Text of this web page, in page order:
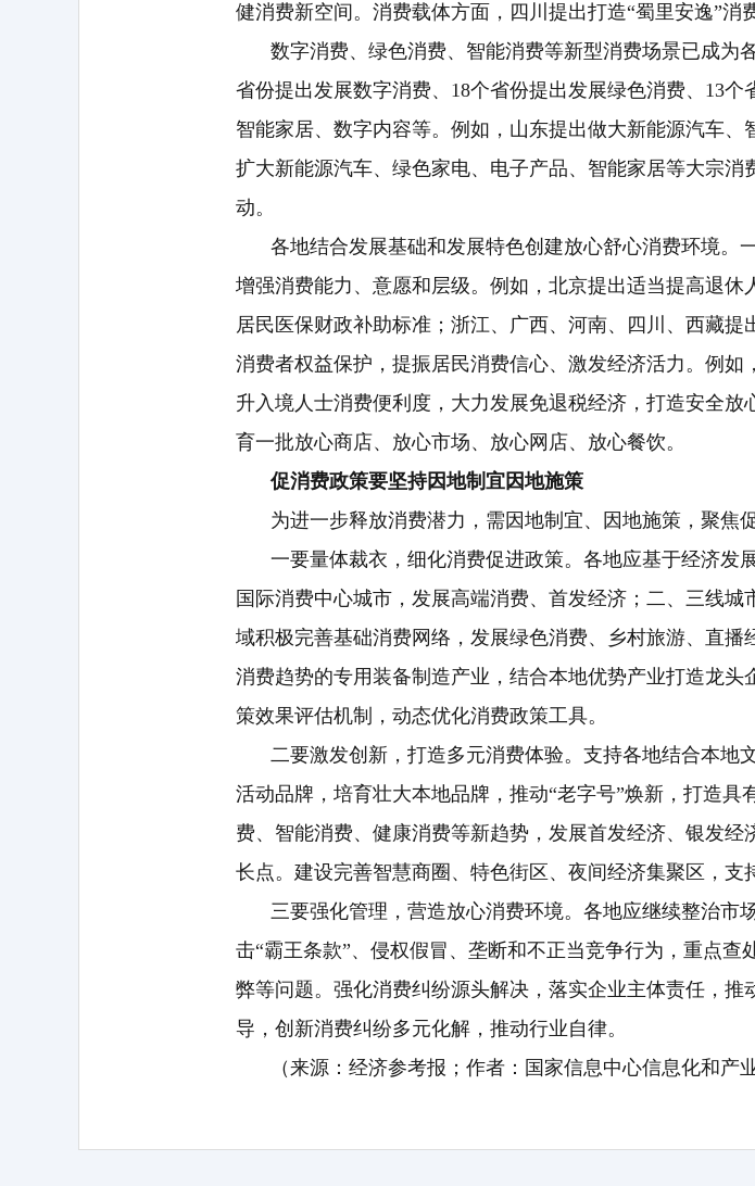
健消费新空间。消费载体方面，四川提出打造“蜀里安逸”消
数字消费、绿色消费、智能消费等新型消费场景已成为
省份提出发展数字消费、18个省份提出发展绿色消费、13
智能家居、数字内容等。例如，山东提出做大新能源汽车
扩大新能源汽车、绿色家电、电子产品、智能家居等大宗
动。
各地结合发展基础和发展特色创建放心舒心消费环境。
增强消费能力、意愿和层级。例如，北京提出适当提高退
居民医保财政补助标准；浙江、广西、河南、四川、西藏
消费者权益保护，提振居民消费信心、激发经济活力。例
升入境人士消费便利度，大力发展免退税经济，打造安全
育一批放心商店、放心市场、放心网店、放心餐饮。
促消费政策要坚持因地制宜因地施策
为进一步释放消费潜力，需因地制宜、因地施策，聚焦
一要量体裁衣，细化消费促进政策。各地应基于经济发
国际消费中心城市，发展高端消费、首发经济；二、三线
域积极完善基础消费网络，发展绿色消费、乡村旅游、直
消费趋势的专用装备制造产业，结合本地优势产业打造龙
策效果评估机制，动态优化消费政策工具。
二要激发创新，打造多元消费体验。支持各地结合本地
活动品牌，培育壮大本地品牌，推动“老字号”焕新，打造
费、智能消费、健康消费等新趋势，发展首发经济、银发
长点。建设完善智慧商圈、特色街区、夜间经济集聚区，支
三要强化管理，营造放心消费环境。各地应继续整治市
击“霸王条款”、侵权假冒、垄断和不正当竞争行为，重点
弊等问题。强化消费纠纷源头解决，落实企业主体责任，推
导，创新消费纠纷多元化解，推动行业自律。
（来源：经济参考报；作者：国家信息中心信息化和产